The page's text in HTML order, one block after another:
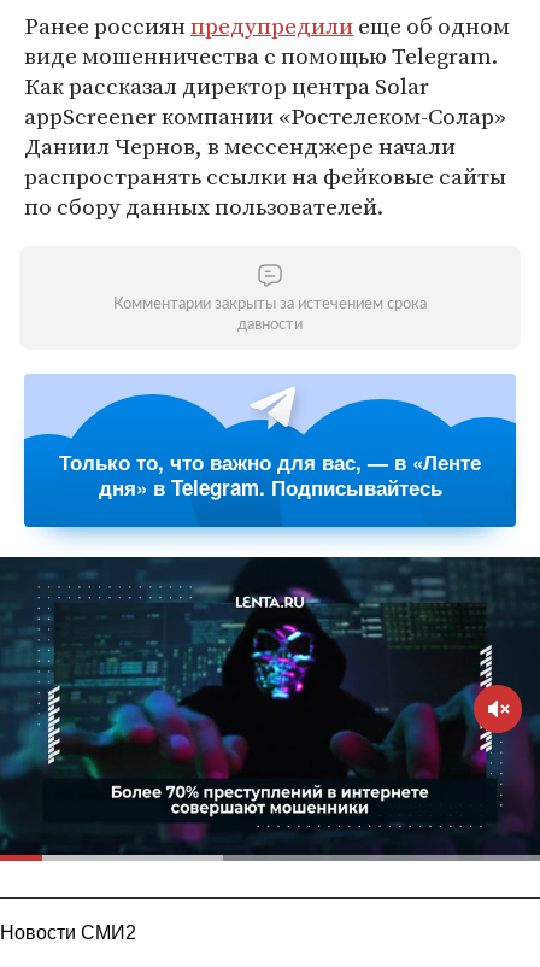
Ранее россиянпредупредилиеще об одном
виде мошенничества с помощью Telegram.
Как рассказал директор центра Solar
appScreener компании «Ростелеком-Солар»
Даниил Чернов, в мессенджере начали
распространять ссылки на фейковые сайты
по сбору данных пользователей.
Комментарии закрыты за истечением срока
давности
Только то, что важно для вас, — в «Ленте
дня» в Telegram. Подписывайтесь
Новости СМИ2